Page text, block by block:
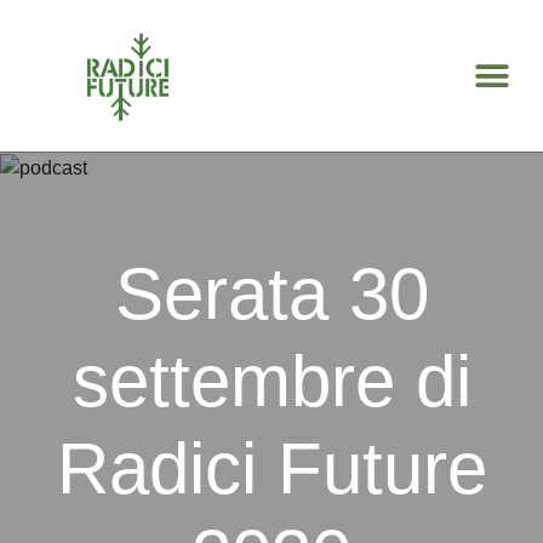
Serata 30
settembre di
Radici Future